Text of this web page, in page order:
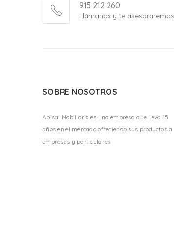
915 212 260
Llámanos y te asesoraremos
SOBRE NOSOTROS
Abisal Mobiliario es una empresa que lleva 15
años en el mercado ofreciendo sus productos a
empresas y particulares